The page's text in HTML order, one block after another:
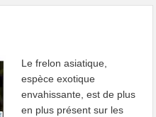
Le frelon asiatique,
espèce exotique
envahissante, est de plus
en plus présent sur les